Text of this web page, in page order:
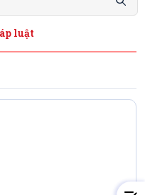
luật